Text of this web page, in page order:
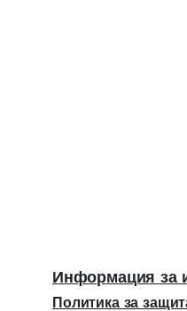
Информация за
Политика за